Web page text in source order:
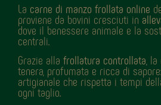
La carne di manzo frollata online
proviene da bovini cresciuti in
dove il benessere animale e la
centrali.
Grazie alla frollatura controllata ,
tenera, profumata e ricca di
artigianale che rispetta i tempi
ogni taglio.